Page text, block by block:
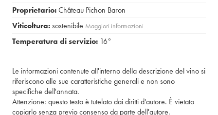
Proprietario:Château Pichon Baron
Viticoltura:sostenibile Maggiori informazioni…
Temperatura di servizio: 16°
Le informazioni contenute all'interno della descrizione del vino si
riferiscono alle sue caratteristiche generali e non sono
specifiche dell'annata.
Attenzione: questo testo è tutelato dai diritti d'autore. È vietato
copiarlo senza previo consenso da parte dell'autore.